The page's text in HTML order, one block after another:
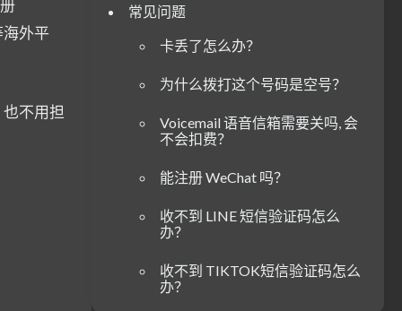
常见问题
卡丢了怎么办？
为什么拨打这个号码是空号？
Voicemail 语音信箱需要关吗, 会
不会扣费？
能注册 WeChat 吗？
收不到 LINE 短信验证码怎么
办？
收不到 TIKTOK短信验证码怎么
办？
外平
不用担